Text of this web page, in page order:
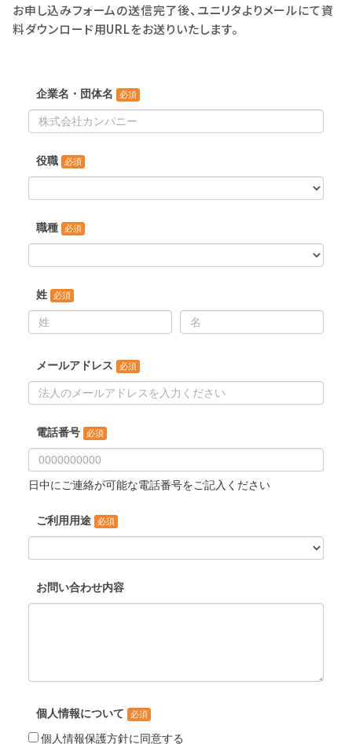
お申し込みフォームの送信完了後、ユニリタよりメールにて資
料ダウンロード用URLをお送りいたします。